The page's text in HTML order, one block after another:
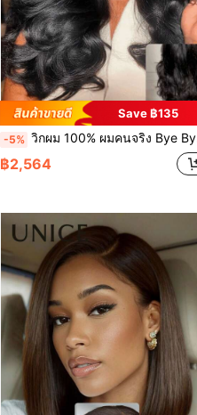
Save ฿135
-5% วิกผม 100% ผมคนจริง Bye Bye Slip Wig Feathered Layer Left Side Part 200% ความหนา BOB วิกผมพร้อมแถบซิลิโคนยึดแน่น เชือกรูด Pre Heavy Layer Pre Cut Pre Bleached Pre Plucked Natural Black 7x5 Lace Front Bye Bye Knots Transparent Lace Unice Hair
฿2,564